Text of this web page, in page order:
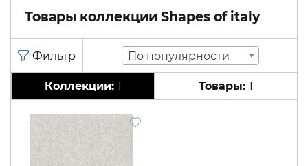
Товары коллекции Shapes of italy
По популярности
1 1